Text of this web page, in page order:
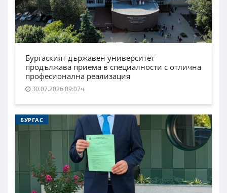
Бургаският държавен университет
продължава приема в специалности с отлична
професионална реализация
30.07.2026 09:07ч.
БУРГАС